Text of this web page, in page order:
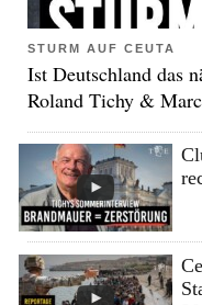
STURM AUF CEUTA
Ist Deutschland das
Roland Tichy &